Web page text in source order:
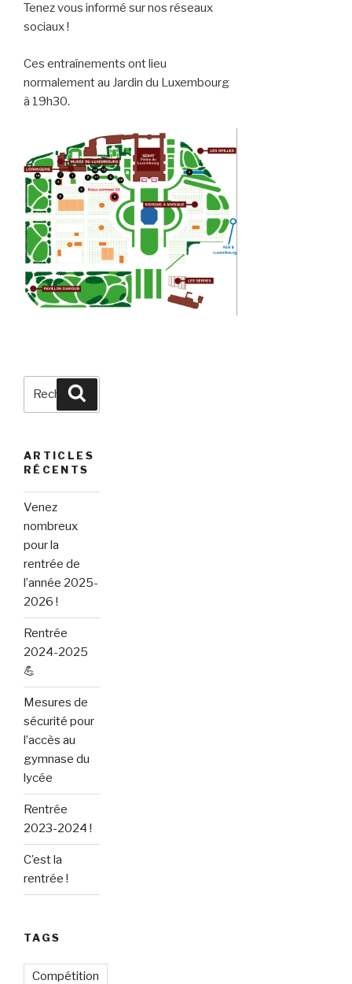
Tenez vous informé sur nos réseaux
sociaux !
Ces entraînements ont lieu
normalement au Jardin du Luxembourg
à 19h30.
Recherche
ARTICLES
RÉCENTS
Venez
nombreux
pour la
rentrée de
l’année 2025-
2026 !
Rentrée
2024-2025
💪
Mesures de
sécurité pour
l’accès au
gymnase du
lycée
Rentrée
2023-2024 !
C’est la
rentrée !
TAGS
Compétition